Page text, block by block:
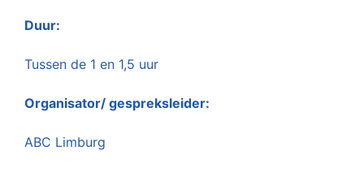
Duur:
Tussen de 1 en 1,5 uur
Organisator/ gespreksleider:
ABC Limburg